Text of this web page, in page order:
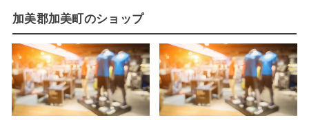
加美郡加美町のショップ